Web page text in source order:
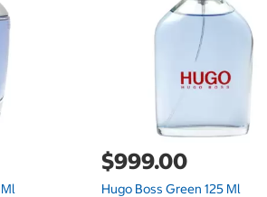
$999.00
Hugo Boss Green 125 Ml